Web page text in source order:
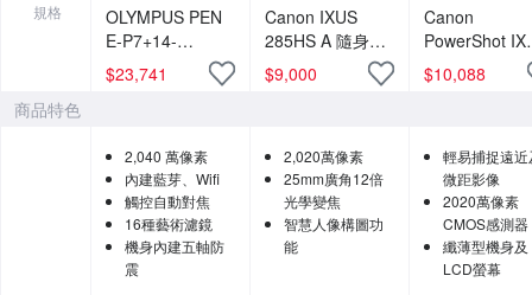
規格
OLYMPUS PEN
E-P7+14-
42mmF3.5-5.6
鏡頭組 (公司貨)
$23,741
Canon IXUS
285HS A 隨身數
位相機(公司貨)
$9,000
Canon
PowerShot
285 HS A 超
(公司貨)
$10,088
商品特色
2,040 萬像素
內建藍芽、Wifi
觸控自動對焦
16種藝術濾鏡
機身內建五軸防
震
2,020萬像素
25mm廣角12倍
光學變焦
智慧人像構圖功
能
輕易捕捉遠近
微距影像
2020萬像素
CMOS感測器
纖薄型機身及
LCD螢幕